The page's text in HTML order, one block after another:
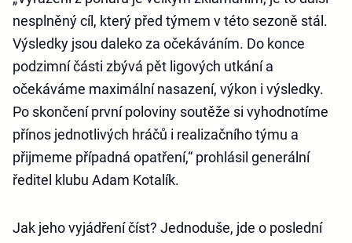
nesplněný cíl, který před týmem v této sezoně stál.
Výsledky jsou daleko za očekáváním. Do konce
podzimní části zbývá pět ligových utkání a
očekáváme maximální nasazení, výkon i výsledky.
Po skončení první poloviny soutěže si vyhodnotíme
přínos jednotlivých hráčů i realizačního týmu a
přijmeme případná opatření,“ prohlásil generální
ředitel klubu Adam Kotalík.
Jak jeho vyjádření číst? Jednoduše, jde o poslední